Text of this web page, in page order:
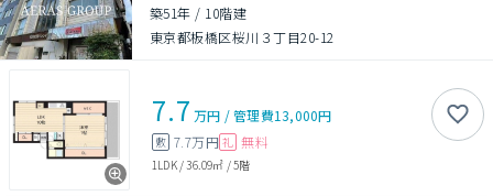
築51年 / 10階建
東京都板橋区桜川３丁目20-12
7.7 万円 /管理費13,000円
敷 7.7万円 礼 無料
1LDK/36.09㎡ /5階